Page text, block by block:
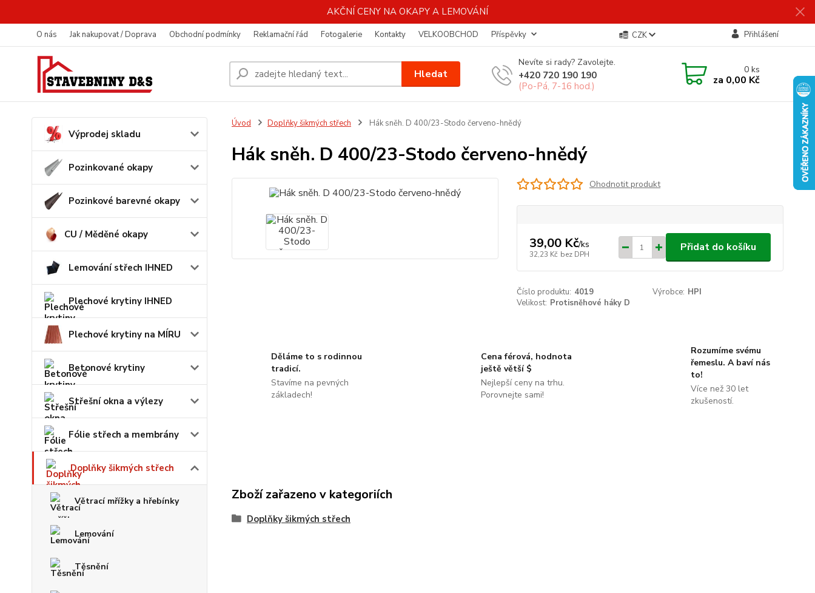
AKČNÍ CENY NA OKAPY A LEMOVÁNÍ
O nás Jak nakupovat / Doprava Obchodní podmínky Reklamační řád Fotogalerie Kontakty VELKOOBCHOD Příspěvky CZK Přihlášení
Hledat
Nevíte si rady? Zavolejte.
+420 720 190 190
(Po-Pá, 7-16 hod.)
0ks
za 0,00 Kč
Výprodej skladu
Pozinkované okapy
Pozinkové barevné okapy
CU / Měděné okapy
Lemování střech IHNED
Plechové krytiny IHNED
Plechové krytiny na MÍRU
Betonové krytiny
Střešní okna a výlezy
Fólie střech a membrány
Doplňky šikmých střech
Větrací mřížky a hřebínky
Lemování
Těsnění
Úvod Doplňky šikmých střech Hák sněh. D 400/23-Stodo červeno-hnědý
Hák sněh. D 400/23-Stodo červeno-hnědý
Ohodnotit produkt
39,00 Kč/ks
32,23 Kč bez DPH
Přidat do košíku
Číslo produktu: 4019 Výrobce: HPI
Velikost: Protisněhové háky D
Děláme to s rodinnou
tradicí.
Stavíme na pevných
základech!
Cena férová, hodnota
ještě větší $
Nejlepší ceny na trhu.
Porovnejte sami!
Rozumíme svému
řemeslu. A baví nás
to!
Více než 30 let
zkušeností.
Zboží zařazeno v kategoriích
Doplňky šikmých střech